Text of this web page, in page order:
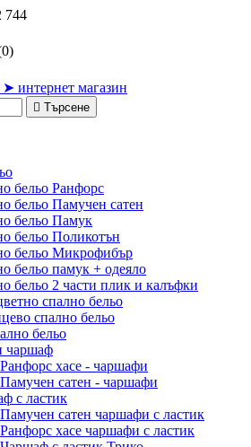
744
 Търсене
бельо Ранфорс
бельо Памучен сатен
бельо Памук
бельо Поликотън
бельо Микрофибър
бельо памук + одеяло
бельо 2 части плик и калъфки
спално бельо
спално бельо
бельо
чаршаф
Ранфорс хасе - чаршафи
Памучен сатен - чаршафи
с ластик
Памучен сатен чаршафи с ластик
Ранфорс хасе чаршафи с ластик